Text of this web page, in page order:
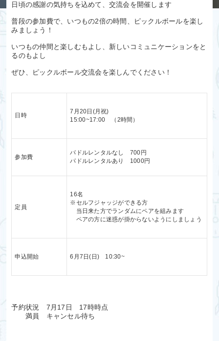
日頃の感謝の気持ちを込めて、交流会を開催します
普段の参加費で、いつもの2倍の時間、ピックルボールを楽し
みましょう！
いつもの仲間と楽しむもよし、新しいコミュニケーションをと
るのもよし
ぜひ、ピックルボール交流会を楽しんでください！
日時
7月20日(月祝)
15:00~17:00 （2時間）
参加費
パドルレンタルなし 700円
パドルレンタルあり 1000円
定員
16名
※セルフジャッジができる方
当日来た方でランダムにペアを組みます
ペアの方に迷惑が掛からないようにしましょう
申込開始 6月7日(日) 10:30~
予約状況 7月17日 17時時点
満員 キャンセル待ち